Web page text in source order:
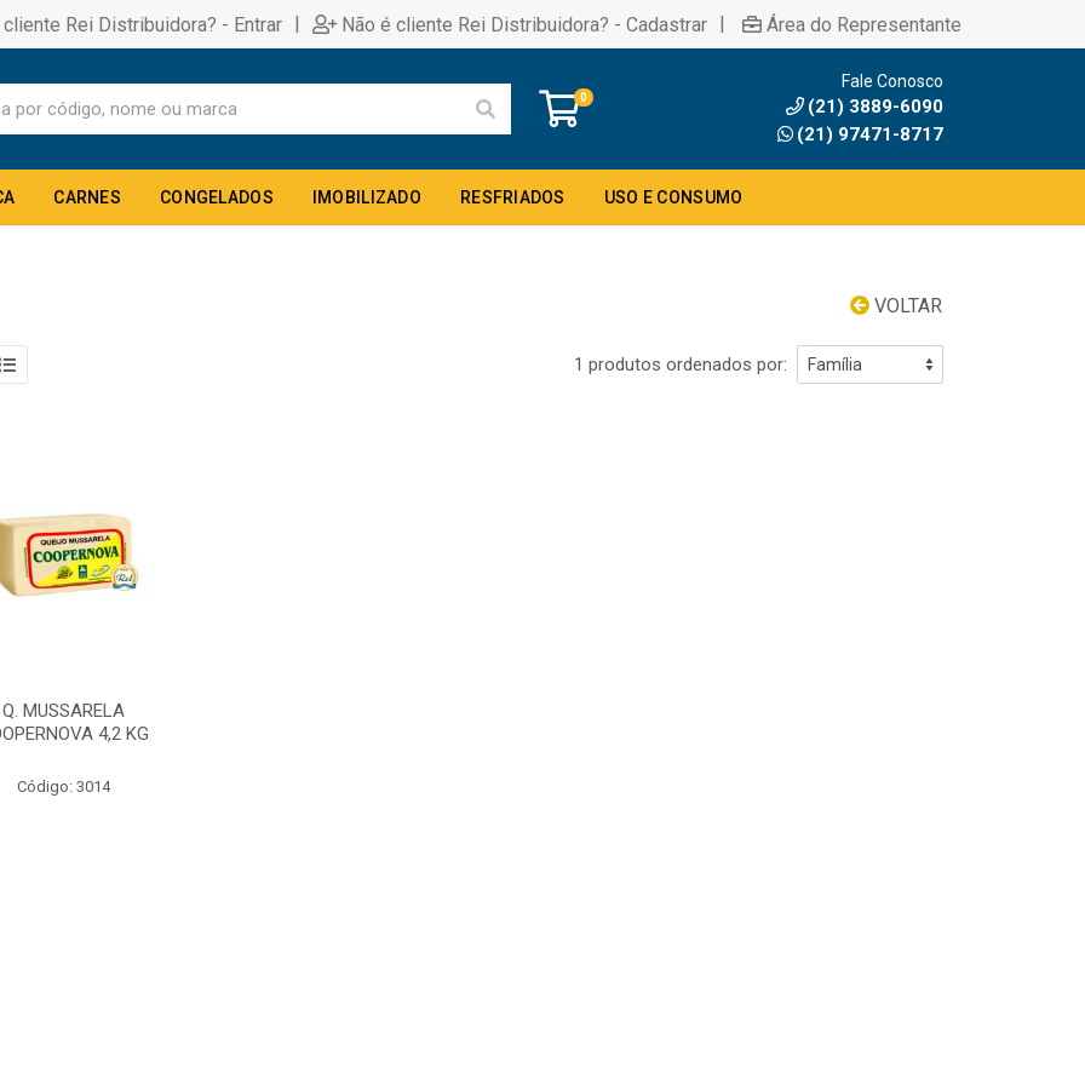
Rei Distribuidora? - Entrar | Não é cliente Rei Distribuidora? - Cadastrar | Área do Representante
0
Fale Conosco
(21) 3889-6090
(21) 97471-8717
CARNES CONGELADOS IMOBILIZADO RESFRIADOS USO E CONSUMO
VOLTAR
1 produtos ordenados por:
Q. MUSSARELA
4,2 KG
Código: 3014